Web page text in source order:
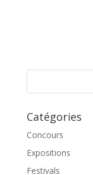
Catégories
Concours
Expositions
Festivals